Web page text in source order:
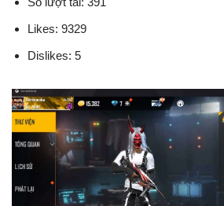
Likes: 9329
Dislikes: 5